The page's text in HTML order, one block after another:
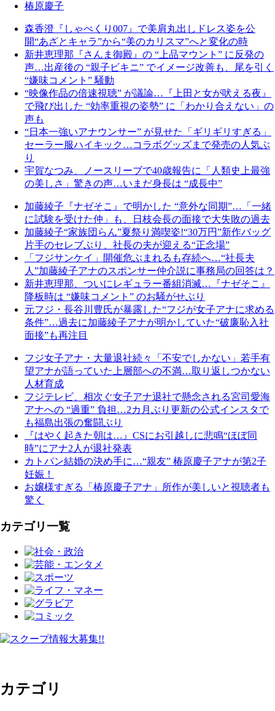
椿原慶子
森香澄『しゃべくり007』で美肩丸出しドレス姿を公
開“あざとキャラ”から“美のカリスマ”へと変化の時
新井恵理那『さんま御殿』の “上品マウント” に反発の
声…出産後の “親子ビキニ” でイメージ改善も、尾を引く
“嫌味コメント” 騒動
“映像作品の倍速視聴” が議論…『上田と女が吠える夜』
で飛び出した “効率重視の姿勢” に「わかり合えない」の
声も
“日本一強いアナウンサー” が見せた「ギリギリすぎる」
セーラー服ハイキック…コラボグッズまで発売の人気ぶ
り
宇賀なつみ、ノースリーブで40歳報告に「人類史上最強
の美しさ」驚きの声…いまだ身長は “成長中”
加藤綾子『ナゼそこ』で明かした “意外な同期”…「一緒
に試験を受けた仲」も、日枝会長の面接で大失敗の過去
加藤綾子“家族団らん”夏祭り満喫姿!“30万円”新作バッグ
片手のセレブぶり、社長の夫が迎える“正念場”
「フジサンケイ」開催危ぶまれるも存続へ…“社長夫
人”加藤綾子アナのスポンサー仲介説に事務局の回答は？
新井恵理那、ついにレギュラー番組消滅…『ナゼそこ』
降板時は “嫌味コメント” のお騒がせぶり
元フジ・長谷川豊氏が暴露した“フジが女子アナに求める
条件”…過去に加藤綾子アナが明かしていた“破廉恥入社
面接”も再注目
フジ女子アナ・大量退社続々「不安でしかない」若手有
望アナが語っていた上層部への不満…取り返しつかない
人材育成
フジテレビ、相次ぐ女子アナ退社で懸念される宮司愛海
アナへの “過重” 負担…2カ月ぶり更新の公式インスタで
も福島出張の奮闘ぶり
『はやく起きた朝は…』CSにお引越しに悲鳴“ほぼ同
時”にアナ2人が退社発表
カトパン結婚の決め手に…“親友” 椿原慶子アナが第2子
妊娠！
お嬢様すぎる「椿原慶子アナ」所作が美しいと視聴者も
驚く
カテゴリ一覧
カテゴリ